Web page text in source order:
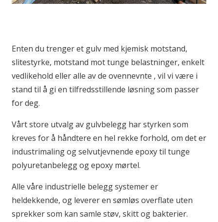
Enten du trenger et gulv med kjemisk motstand,
slitestyrke, motstand mot tunge belastninger, enkelt
vedlikehold eller alle av de ovennevnte , vil vi være i
stand til å gi en tilfredsstillende løsning som passer
for deg.
Vårt store utvalg av gulvbelegg har styrken som
kreves for å håndtere en hel rekke forhold, om det er
industrimaling og selvutjevnende epoxy til tunge
polyuretanbelegg og epoxy mørtel.
Alle våre industrielle belegg systemer er
heldekkende, og leverer en sømløs overflate uten
sprekker som kan samle støv, skitt og bakterier.